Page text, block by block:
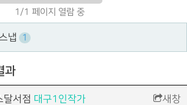
1/1 페이지 열람 중
냅 1
과
달서점 대구1인작가 새창